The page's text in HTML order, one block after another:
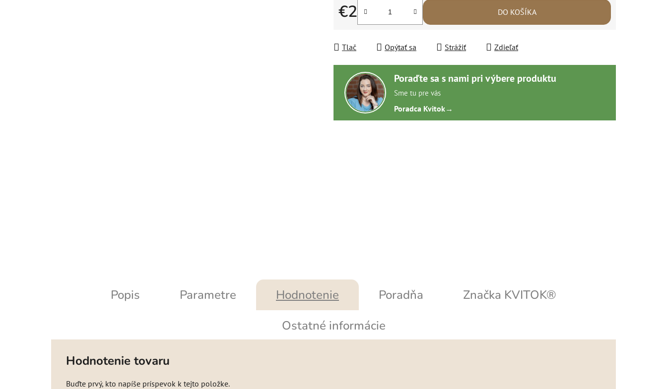
€2
Jednotková cena:
DO KOŠÍKA
Tlač Opýtať sa Strážiť Zdieľať
Poraďte sa s nami pri výbere produktu
Sme tu pre vás
Poradca Kvitok→
Popis Parametre Hodnotenie Poradňa Značka KVITOK®
Ostatné informácie
Hodnotenie tovaru
Buďte prvý, kto napíše príspevok k tejto položke.